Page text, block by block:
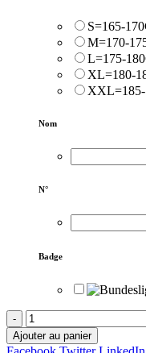
S=165-
M=170-
L=175-
XL=180-
Nom
N°
Badge
-
Ajouter au panier